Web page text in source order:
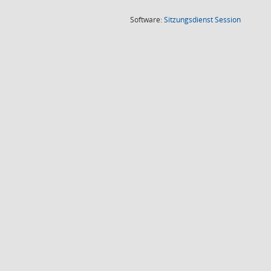
Software:SitzungsdienstSession(Wird in